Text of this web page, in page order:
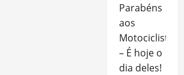
Parabéns
aos
Motociclistas!
– É hoje o
dia deles!